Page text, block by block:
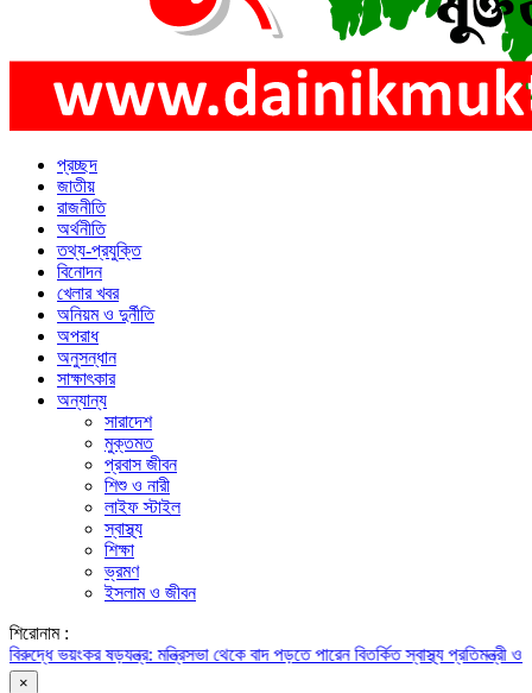
প্রচ্ছদ
জাতীয়
রাজনীতি
অর্থনীতি
তথ্য-প্রযুক্তি
বিনোদন
খেলার খবর
অনিয়ম ও দুর্নীতি
অপরাধ
অনুসন্ধান
সাক্ষাৎকার
অন্যান্য
সারাদেশ
মুক্তমত
প্রবাস জীবন
শিশু ও নারী
লাইফ স্টাইল
স্বাস্থ্য
শিক্ষা
ভ্রমণ
ইসলাম ও জীবন
শিরোনাম :
ষড়যন্ত্র: মন্ত্রিসভা থেকে বাদ পড়তে পারেন বিতর্কিত স্বাস্থ্য প্রতিমন্ত্রী ও
×